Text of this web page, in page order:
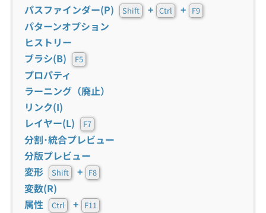
パスファインダー(P)
Shift + Ctrl + F9
パターンオプション
ヒストリー
ブラシ(B)
F5
プロパティ
ラーニング（廃止）
リンク(I)
レイヤー(L)
F7
分割･統合プレビュー
分版プレビュー
変形
Shift + F8
変数(R)
属性
Ctrl + F11